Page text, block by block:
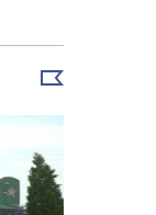
Выбрать